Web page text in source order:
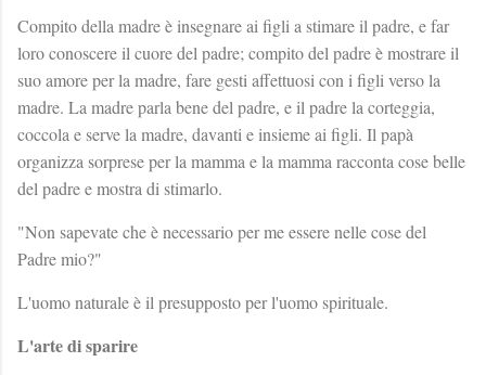
Compito della madre è insegnare ai figli a stimare il padre, e far
loro conoscere il cuore del padre; compito del padre è mostrare il
suo amore per la madre, fare gesti affettuosi con i figli verso la
madre. La madre parla bene del padre, e il padre la corteggia,
coccola e serve la madre, davanti e insieme ai figli. Il papà
organizza sorprese per la mamma e la mamma racconta cose belle
del padre e mostra di stimarlo.
"Non sapevate che è necessario per me essere nelle cose del
Padre mio?"
L'uomo naturale è il presupposto per l'uomo spirituale.
L'arte di sparire